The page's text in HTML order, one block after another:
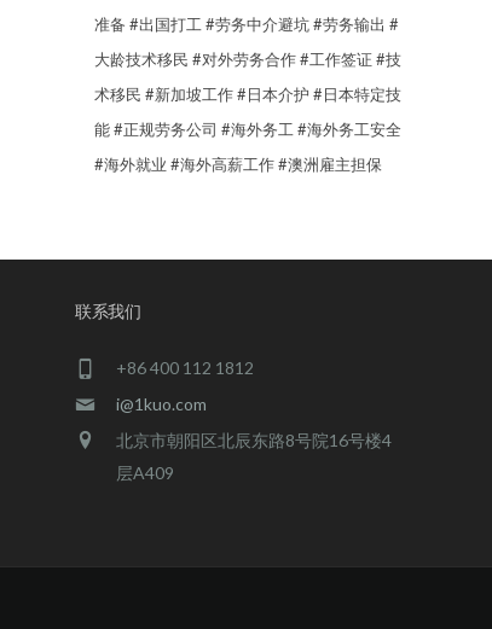
准备 #出国打工 #劳务中介避坑#劳务输出 #
大龄技术移民 #对外劳务合作#工作签证#技
术移民 #新加坡工作#日本介护 #日本特定技
能#正规劳务公司 #海外务工 #海外务工安全
#海外就业 #海外高薪工作#澳洲雇主担保
联系我们
+86 400 112 1812
i@1kuo.com
北京市朝阳区北辰东路8号院16号楼4
层A409